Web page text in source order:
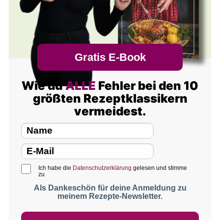
Gratis E-Book
Wie duALLE Fehler bei den 10
größten Rezeptklassikern
vermeidest.
Ich habe die Datenschutzerklärung gelesen und stimme
zu
Als Dankeschön für deine Anmeldung zu
meinem Rezepte-Newsletter.